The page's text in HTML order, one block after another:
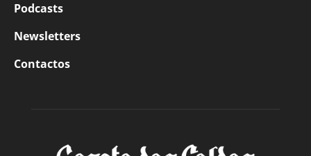
Podcasts
Newsletters
Contactos